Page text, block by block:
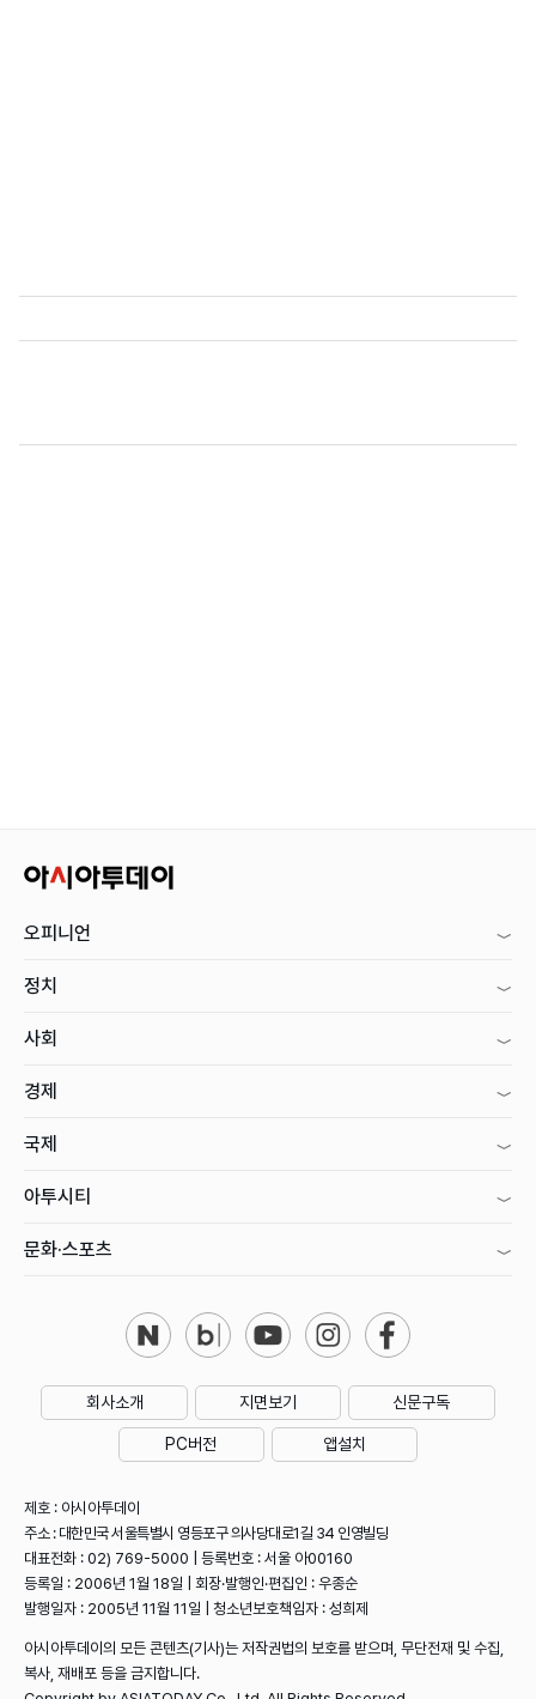
오피니언
정치
사회
경제
국제
아투시티
문화·스포츠
회사소개 지면보기 신문구독
PC버전 앱설치
제호 : 아시아투데이
주소 : 대한민국 서울특별시 영등포구 의사당대로1길 34 인영빌딩
대표전화 : 02) 769-5000 | 등록번호 : 서울 아00160
등록일 : 2006년 1월 18일 | 회장·발행인·편집인 : 우종순
발행일자 : 2005년 11월 11일 | 청소년보호책임자 : 성희제
아시아투데이의 모든 콘텐츠(기사)는 저작권법의 보호를 받으며, 무단전재 및 수집,
복사, 재배포 등을 금지합니다.